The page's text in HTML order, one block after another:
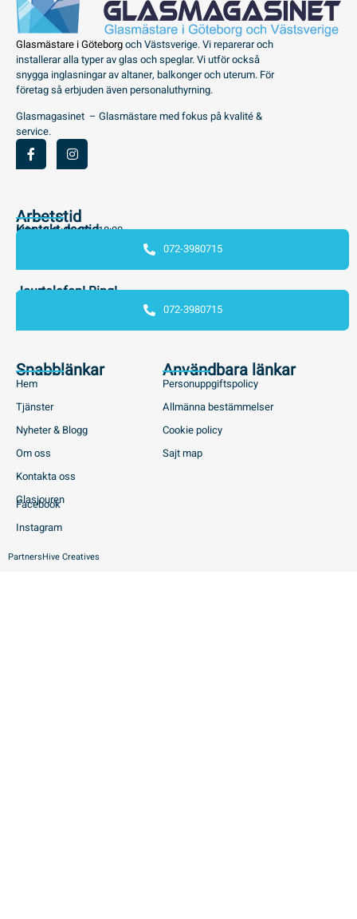
Glasmästare i Göteborgoch Västsverige. Vi reparerar och
installerar alla typer av glas och speglar. Vi utför också
snygga inglasningar av altaner, balkonger och uterum. För
företag så erbjuden även personaluthyrning.
Glasmagasinet – Glasmästare med fokus på kvalité &
service.
Snabblänkar
Hem
Tjänster
Nyheter & Blogg
Om oss
Kontakta oss
Glasjouren
Facebook
Instagram
Användbara länkar
Personuppgiftspolicy
Allmänna bestämmelser
Cookie policy
Sajt map
Arbetstid
Mån - Fre : 08:00 - 18:00
Kontakt dagtid
072-3980715
Jourtelefon! Ring!
072-3980715
PartnersHive Creatives